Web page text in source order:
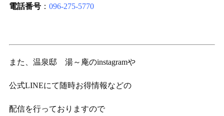
電話番号： 096-275-5770
また、温泉邸 湯～庵のinstagramや
公式LINEにて随時お得情報などの
配信を行っておりますので